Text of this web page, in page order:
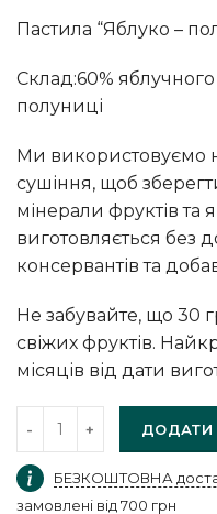
Пастила “Яблуко –
Склад:60%
полуниці
Ми використовуємо
сушіння, щоб
мінерали фруктів та
виготовляється без
консервантів та
Не забувайте, що 30
свіжих фруктів.
місяців від дати
ДОДАТИ
БЕЗКОШТОВНА
замовлені від 700 грн